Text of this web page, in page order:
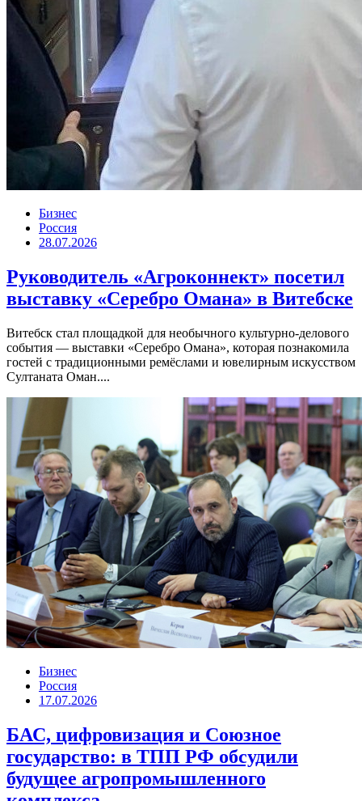
Бизнес
Россия
28.07.2026
Руководитель «Агроконнект» посетил
выставку «Серебро Омана» в Витебске
Витебск стал площадкой для необычного культурно-делового
события — выставки «Серебро Омана», которая познакомила
гостей с традиционными ремёслами и ювелирным искусством
Султаната Оман....
Бизнес
Россия
17.07.2026
БАС, цифровизация и Союзное
государство: в ТПП РФ обсудили
будущее агропромышленного